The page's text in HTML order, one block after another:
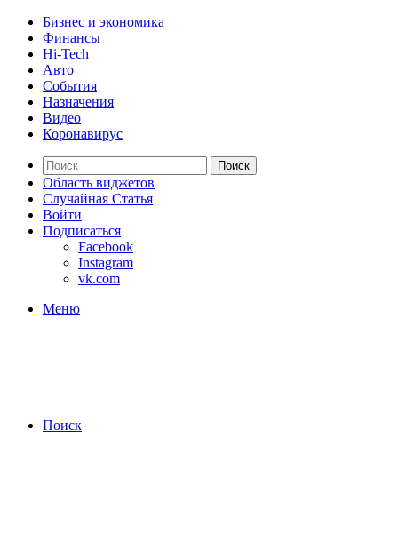
Бизнес и экономика
Финансы
Hi-Tech
Авто
События
Назначения
Видео
Коронавирус
Поиск
Область виджетов
Случайная Статья
Войти
Подписаться
Facebook
Instagram
vk.com
Меню
Поиск